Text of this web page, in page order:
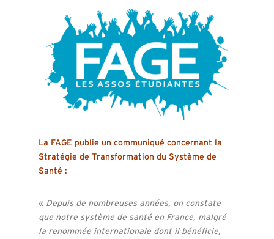
La FAGE publie un communiqué concernant la
Stratégie de Transformation du Système de
Santé :
« Depuis de nombreuses années, on constate
que notre système de santé en France, malgré
la renommée internationale dont il bénéficie,